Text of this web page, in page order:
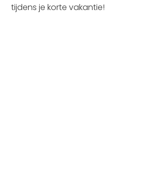
tijdens je korte vakantie!